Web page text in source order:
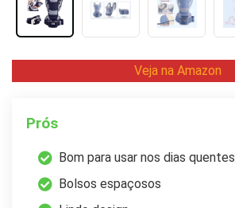
Veja na Amazon
Prós
Bom para usar nos dias quentes
Bolsos espaçosos